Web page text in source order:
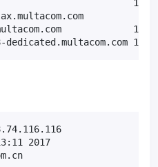
10.0%
dedicated.multacom.com
2017